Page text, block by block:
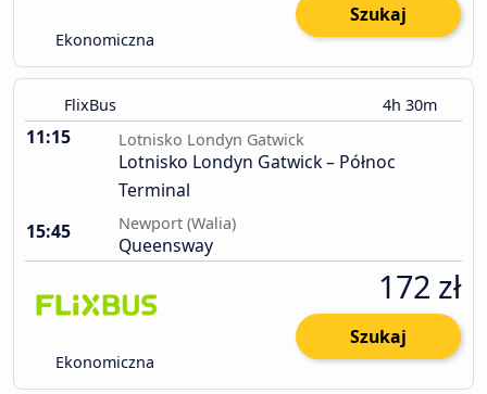
Ekonomiczna
Szukaj
FlixBus 4h 30m
11:15 Lotnisko Londyn Gatwick
Lotnisko Londyn Gatwick – Północ
Terminal
15:45
Newport (Walia)
Queensway
Ekonomiczna
172 zł
Szukaj